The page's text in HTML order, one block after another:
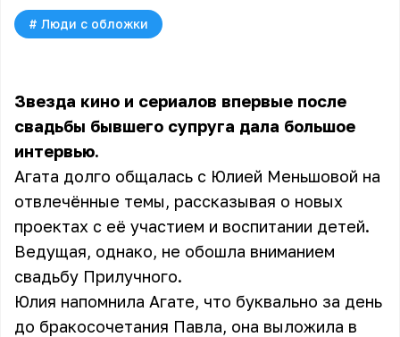
# Люди с обложки
Звезда кино и сериалов впервые после
свадьбы бывшего супруга дала большое
интервью.
Агата долго общалась с Юлией Меньшовой на
отвлечённые темы, рассказывая о новых
проектах с её участием и воспитании детей.
Ведущая, однако, не обошла вниманием
свадьбу Прилучного.
Юлия напомнила Агате, что буквально за день
до бракосочетания Павла, она выложила в